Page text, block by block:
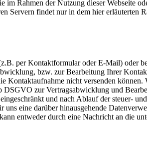
Rahmen der Nutzung dieser Webseite
Servern findet nur in dem hier erläuterten
per Kontaktformular oder E-Mail) oder
bzw. zur Bearbeitung Ihrer
nicht versenden können.
zur Vertragsabwicklung und
und nach Ablauf der steuer-
eine darüber hinausgehende
entweder durch eine Nachricht an die